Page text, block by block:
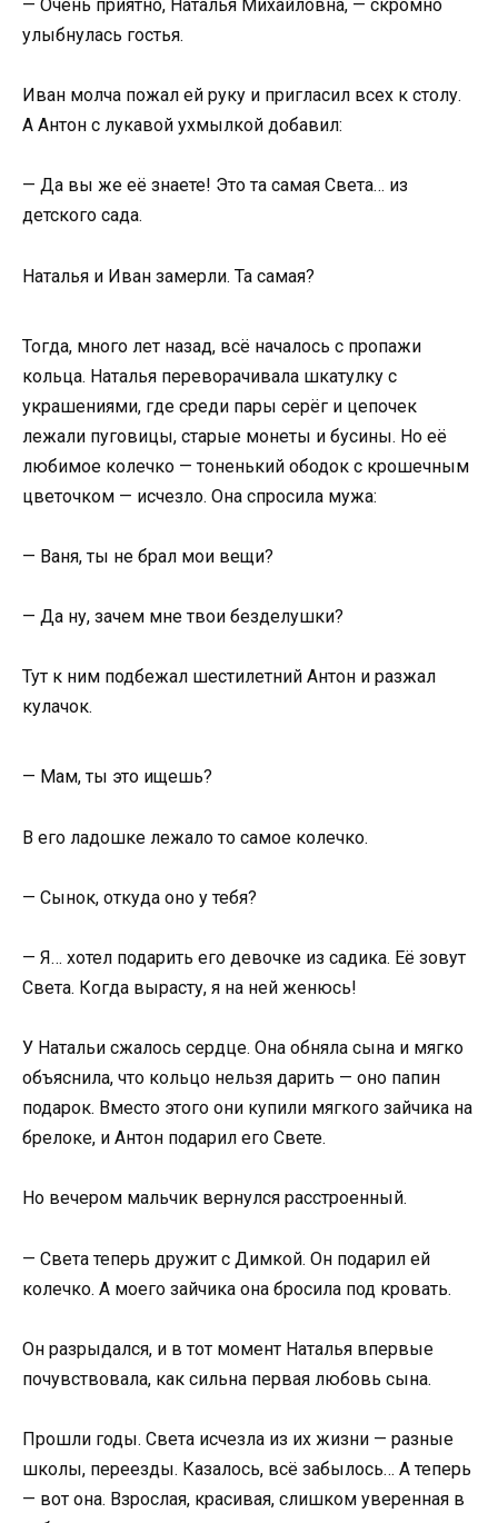
— Очень приятно, Наталья Михайловна, — скромно
улыбнулась гостья.
Иван молча пожал ей руку и пригласил всех к столу.
А Антон с лукавой ухмылкой добавил:
— Да вы же её знаете! Это та самая Света… из
детского сада.
Наталья и Иван замерли. Та самая?
Тогда, много лет назад, всё началось с пропажи
кольца. Наталья переворачивала шкатулку с
украшениями, где среди пары серёг и цепочек
лежали пуговицы, старые монеты и бусины. Но её
любимое колечко — тоненький ободок с крошечным
цветочком — исчезло. Она спросила мужа:
— Ваня, ты не брал мои вещи?
— Да ну, зачем мне твои безделушки?
Тут к ним подбежал шестилетний Антон и разжал
кулачок.
— Мам, ты это ищешь?
В его ладошке лежало то самое колечко.
— Сынок, откуда оно у тебя?
— Я… хотел подарить его девочке из садика. Её зовут
Света. Когда вырасту, я на ней женюсь!
У Натальи сжалось сердце. Она обняла сына и мягко
объяснила, что кольцо нельзя дарить — оно папин
подарок. Вместо этого они купили мягкого зайчика на
брелоке, и Антон подарил его Свете.
Но вечером мальчик вернулся расстроенный.
— Света теперь дружит с Димкой. Он подарил ей
колечко. А моего зайчика она бросила под кровать.
Он разрыдался, и в тот момент Наталья впервые
почувствовала, как сильна первая любовь сына.
Прошли годы. Света исчезла из их жизни — разные
школы, переезды. Казалось, всё забылось… А теперь
— вот она. Взрослая, красивая, слишком уверенная в